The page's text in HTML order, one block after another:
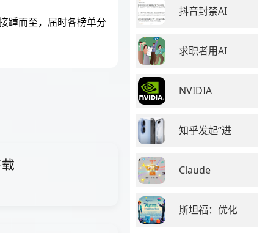
踵而至，届时各榜单分
抖音封禁AI
求职者用AI
NVIDIA
知乎发起“进
Claude
斯坦福：优化